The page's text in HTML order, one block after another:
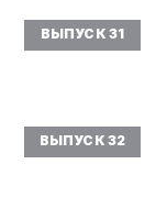
ВЫПУСК 31
ВЫПУСК 32